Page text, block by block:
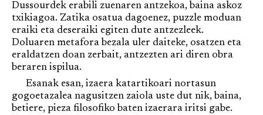
Dussourdek erabili zuenaren antzekoa, baina askoz
txikiagoa. Zatika osatua dagoenez, puzzle moduan
eraiki eta deseraiki egiten dute antzezleek.
Doluaren metafora bezala uler daiteke, osatzen eta
eraldatzen doan zerbait, antzezten ari diren obra
beraren ispilua.
Esanak esan, izaera katartikoari nortasun
gogoetazalea nagusitzen zaiola uste dut nik, baina,
betiere, pieza filosofiko baten izaerara iritsi gabe.